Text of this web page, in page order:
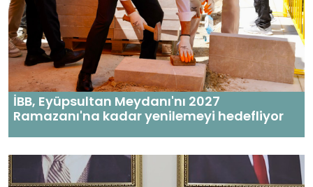
İBB, Eyüpsultan Meydanı'nı 2027
Ramazanı'na kadar yenilemeyi hedefliyor